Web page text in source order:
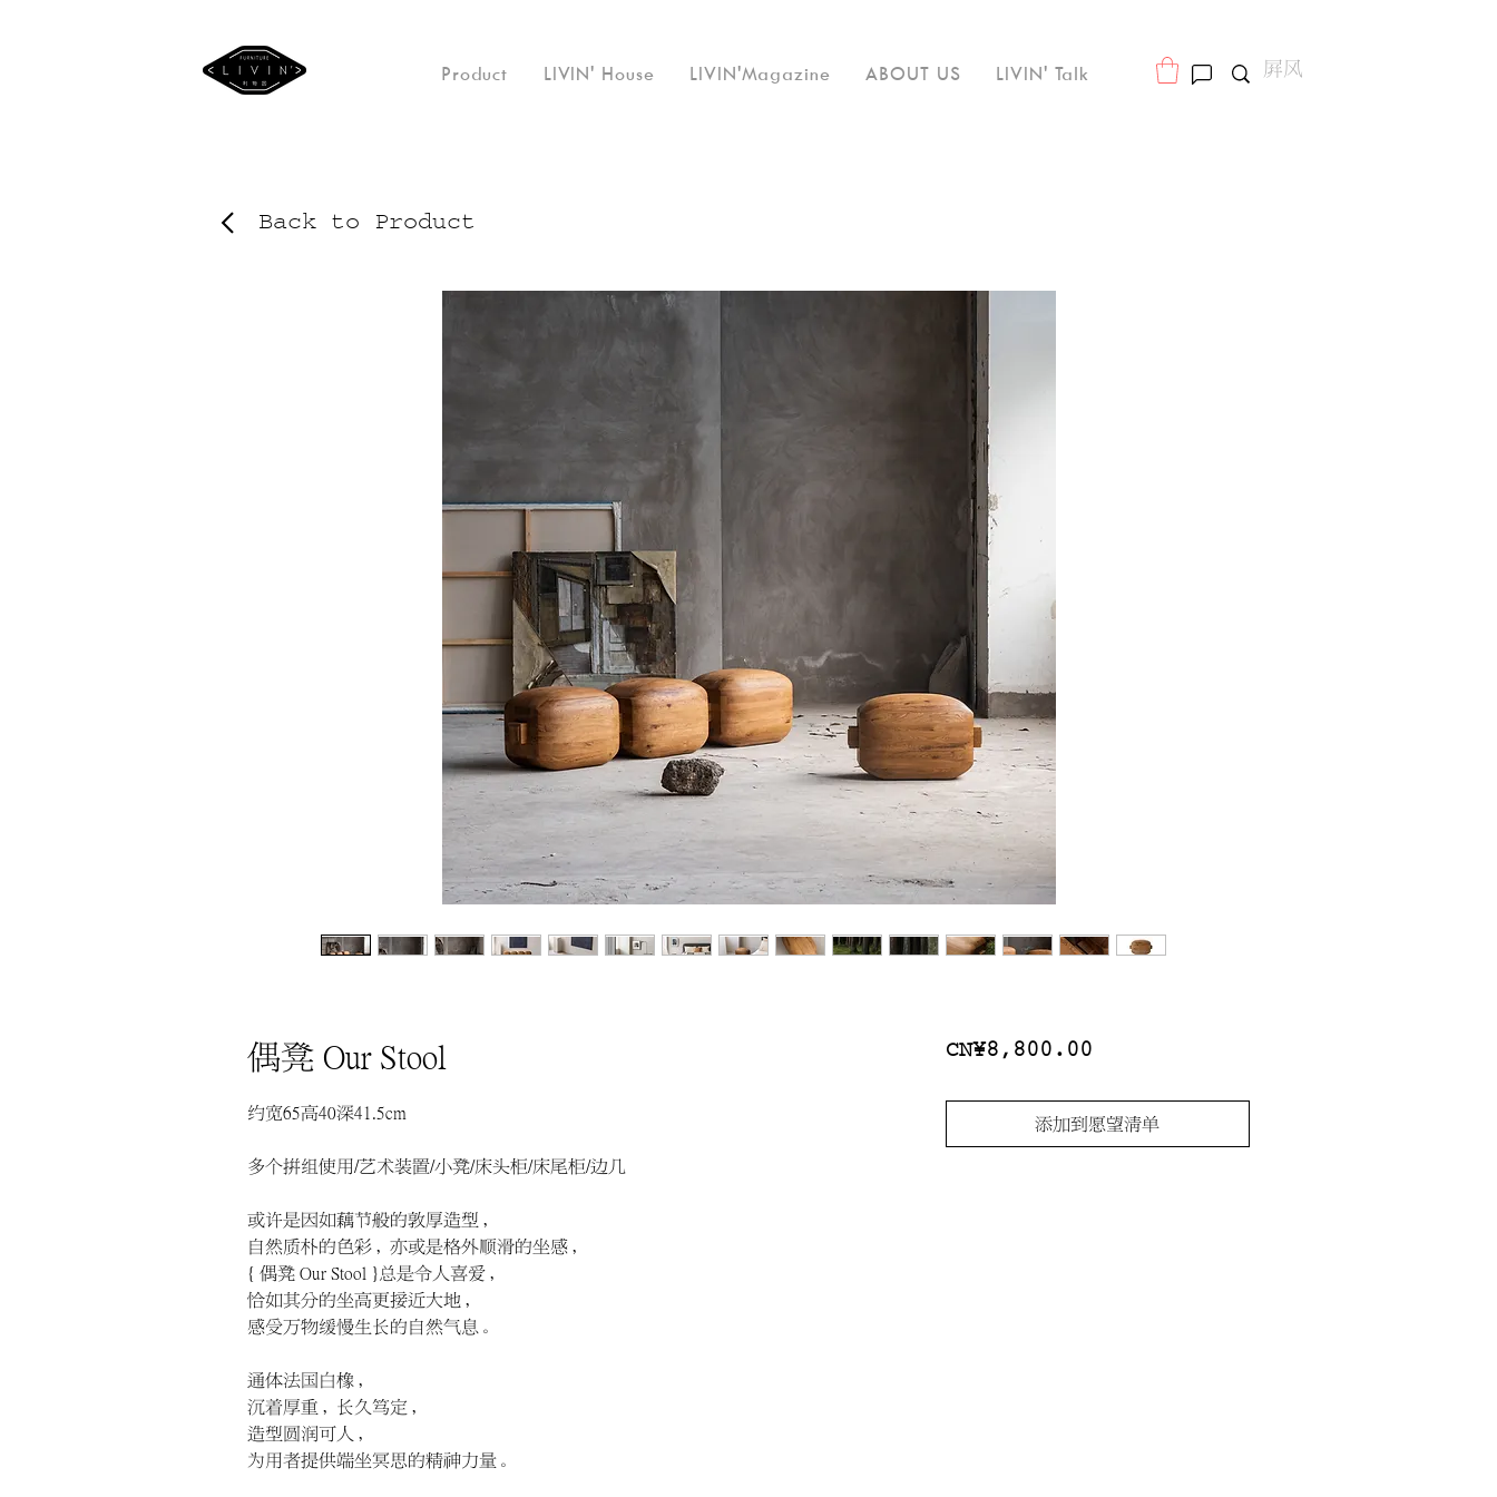
Product LIVIN' House LIVIN'Magazine ABOUT US LIVIN' Talk
Back to Product
偶凳 Our Stool
约宽65 高40 深41.5 cm
多个拼组使用/艺术装置/小凳/床头柜/床尾柜/边几
或许是因如藕节般的敦厚造型，
自然质朴的色彩，亦或是格外顺滑的坐感，
{ 偶凳 Our Stool }总是令人喜爱，
恰如其分的坐高更接近大地，
感受万物缓慢生长的自然气息。
通体法国白橡，
沉着厚重，长久笃定，
造型圆润可人，
为用者提供端坐冥思的精神力量。
CN¥8,800.00價
添加到愿望清单